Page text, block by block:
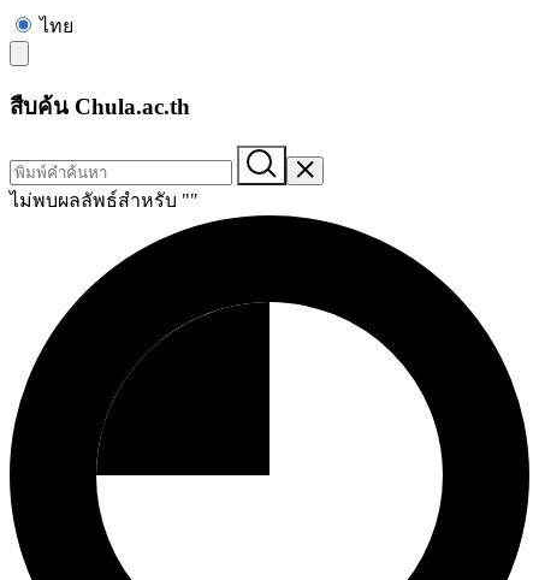
ไทย
สืบค้น Chula.ac.th
ไม่พบผลลัพธ์สำหรับ ""